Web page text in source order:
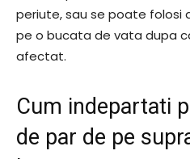
periute, sau se poate folosi
pe o bucata de vata dupa
afectat.
Cum indepartati
de par de pe